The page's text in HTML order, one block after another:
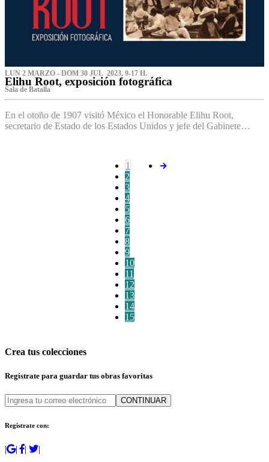
LUN 2 MARZO - DOM 30 JUL 2023, 9-17 H.
Elihu Root, exposición fotográfica
Sala de Batalla
En el otoño de 1907 visitó México el Honorable Elihu Root,
secretario de Estado de los Estados Unidos y jefe del Gabinete…
1
2
3
4
5
6
7
8
9
10
11
12
13
14
15
Crea tus colecciones
Regístrate para guardar tus obras favoritas
CONTINUAR
Regístrate con:
| | | |